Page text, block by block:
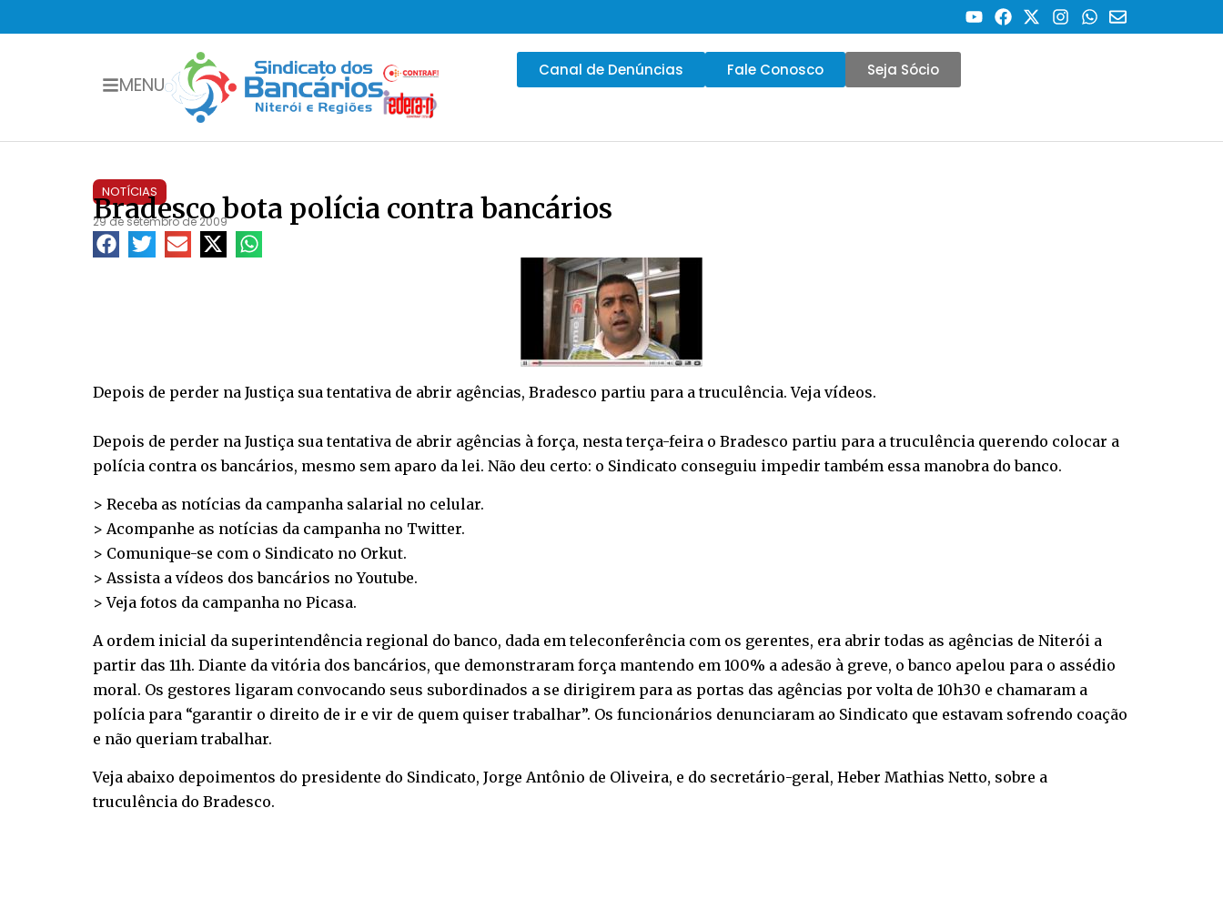
MENU
Canal de Denúncias Fale Conosco Seja Sócio
NOTÍCIAS
Bradesco bota polícia contra bancários
29 de setembro de 2009
Depois de perder na Justiça sua tentativa de abrir agências, Bradesco partiu para a truculência. Veja vídeos.
Depois de perder na Justiça sua tentativa de abrir agências à força, nesta terça-feira o Bradesco partiu para a truculência querendo colocar a
polícia contra os bancários, mesmo sem aparo da lei. Não deu certo: o Sindicato conseguiu impedir também essa manobra do banco.
> Receba as notícias da campanha salarial no celular.
> Acompanhe as notícias da campanha no Twitter.
> Comunique-se com o Sindicato no Orkut.
> Assista a vídeos dos bancários noYoutube.
> Veja fotos da campanha no Picasa.
A ordem inicial da superintendência regional do banco, dada em teleconferência com os gerentes, era abrir todas as agências de Niterói a
partir das 11h. Diante da vitória dos bancários, que demonstraram força mantendo em 100% a adesão à greve, o banco apelou para o assédio
moral. Os gestores ligaram convocando seus subordinados a se dirigirem para as portas das agências por volta de 10h30 e chamaram a
polícia para “garantir o direito de ir e vir de quem quiser trabalhar”. Os funcionários denunciaram ao Sindicato que estavam sofrendo coação
e não queriam trabalhar.
Veja abaixo depoimentos do presidente do Sindicato, Jorge Antônio de Oliveira, e do secretário-geral, Heber Mathias Netto, sobre a
truculência do Bradesco.